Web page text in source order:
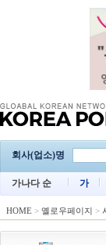
회사(업소)명
가나다 순 가
HOME > 옐로우페이지 >